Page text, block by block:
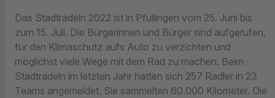
Das Stadtradeln 2022 ist in Pfullingen vom 25. Juni bis
zum 15. Juli. Die Bürgerinnen und Bürger sind aufgerufen,
für den Klimaschutz aufs Auto zu verzichten und
möglichst viele Wege mit dem Rad zu machen. Beim
Stadtradeln im letzten Jahr hatten sich 257 Radler in 23
Teams angemeldet. Sie sammelten 60.000 Kilometer. Die